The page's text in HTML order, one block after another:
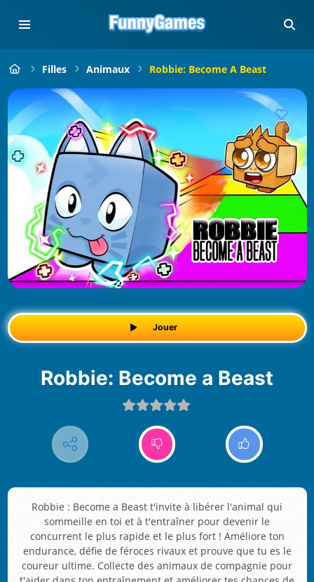
Filles Animaux Robbie: Become A Beast
Jouer
Robbie: Become a Beast
Robbie : Become a Beast t'invite à libérer l'animal qui
sommeille en toi et à t'entraîner pour devenir le
concurrent le plus rapide et le plus fort ! Améliore ton
endurance, défie de féroces rivaux et prouve que tu es le
coureur ultime. Collecte des animaux de compagnie pour